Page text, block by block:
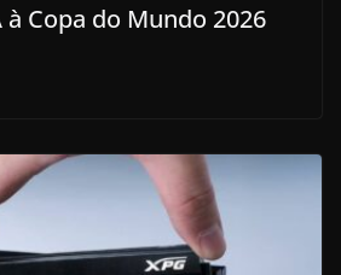
à Copa do Mundo 2026